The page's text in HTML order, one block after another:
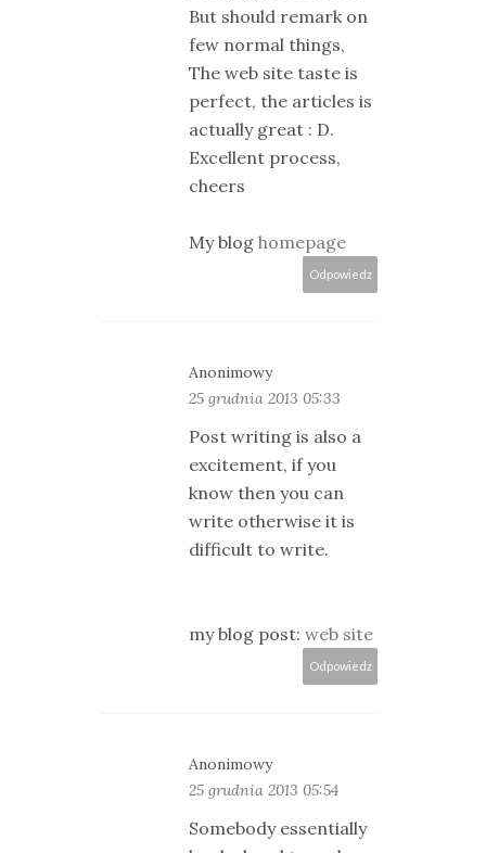
But should remark on
few normal things,
The web site taste is
perfect, the articles is
actually great : D.
Excellent process,
cheers
My blog homepage
Odpowiedz
Anonimowy
25 grudnia 2013 05:33
Post writing is also a
excitement, if you
know then you can
write otherwise it is
difficult to write.
my blog post: web site
Odpowiedz
Anonimowy
25 grudnia 2013 05:54
Somebody essentially